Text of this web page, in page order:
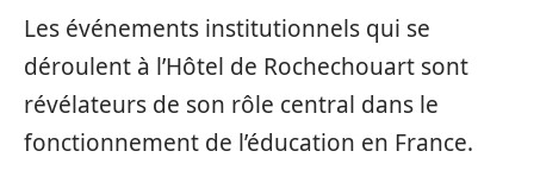
Les événements institutionnels qui se
déroulent à l’Hôtel de Rochechouart sont
révélateurs de son rôle central dans le
fonctionnement de l’éducation en France.